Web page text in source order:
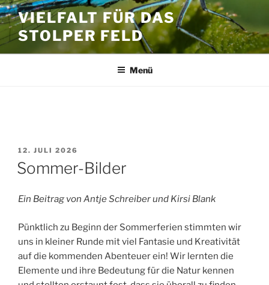
Zum
Inhalt
springen
VIELFALT FÜR DAS
STOLPER FELD
Menü
VERÖFFENTLICHT
AM
12. JULI 2026
Sommer-Bilder
Ein Beitrag von Antje Schreiber und Kirsi Blank
Pünktlich zu Beginn der Sommerferien stimmten wir
uns in kleiner Runde mit viel Fantasie und Kreativität
auf die kommenden Abenteuer ein! Wir lernten die
Elemente und ihre Bedeutung für die Natur kennen